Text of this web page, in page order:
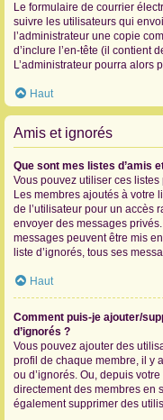
Le formulaire de courrier
suivre les utilisateurs qui
l’administrateur une copie
d’inclure l’en-tête (il contient
L’administrateur pourra alors
Haut
Amis et ignorés
Que sont mes listes d’amis
Vous pouvez utiliser ces
Les membres ajoutés à votre
de l’utilisateur pour un accès
envoyer des messages
messages peuvent être mis
liste d’ignorés, tous ses
Haut
Comment puis-je ajouter/
d’ignorés ?
Vous pouvez ajouter des
profil de chaque membre, il y
ou d’ignorés. Ou, depuis
directement des membres en
également supprimer des